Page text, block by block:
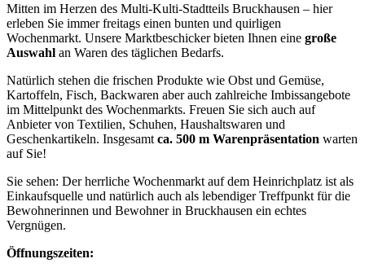
Mitten im Herzen des Multi-Kulti-Stadtteils Bruckhausen – hier
erleben Sie immer freitags einen bunten und quirligen
Wochenmarkt. Unsere Marktbeschicker bieten Ihnen eine große
Auswahl an Waren des täglichen Bedarfs.
Natürlich stehen die frischen Produkte wie Obst und Gemüse,
Kartoffeln, Fisch, Backwaren aber auch zahlreiche Imbissangebote
im Mittelpunkt des Wochenmarkts. Freuen Sie sich auch auf
Anbieter von Textilien, Schuhen, Haushaltswaren und
Geschenkartikeln. Insgesamt ca. 500 m Warenpräsentation warten
auf Sie!
Sie sehen: Der herrliche Wochenmarkt auf dem Heinrichplatz ist als
Einkaufsquelle und natürlich auch als lebendiger Treffpunkt für die
Bewohnerinnen und Bewohner in Bruckhausen ein echtes
Vergnügen.
Öffnungszeiten: